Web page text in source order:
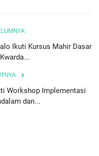
Ikuti Kursus Mahir Dasar
Workshop Implementasi
dan...